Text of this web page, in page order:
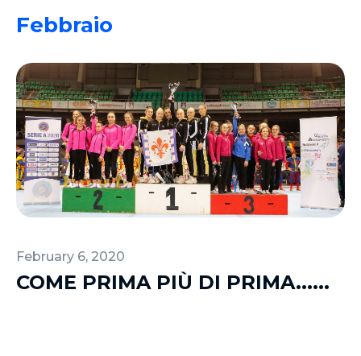
Febbraio
February 6, 2020
COME PRIMA PIÙ DI PRIMA......